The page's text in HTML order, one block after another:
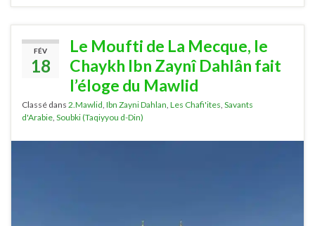
FÉV
18
Le Moufti de La Mecque, le
Chaykh Ibn Zaynî Dahlân fait
l’éloge du Mawlid
Classé dans 2.Mawlid, Ibn Zayni Dahlan, Les Chafi'ites, Savants
d'Arabie, Soubki (Taqiyyou d-Din)